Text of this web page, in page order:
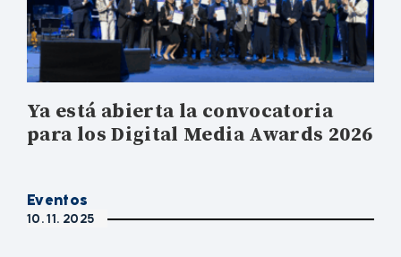
Ya está abierta la convocatoria
para los Digital Media Awards 2026
Eventos
10. 11. 2025